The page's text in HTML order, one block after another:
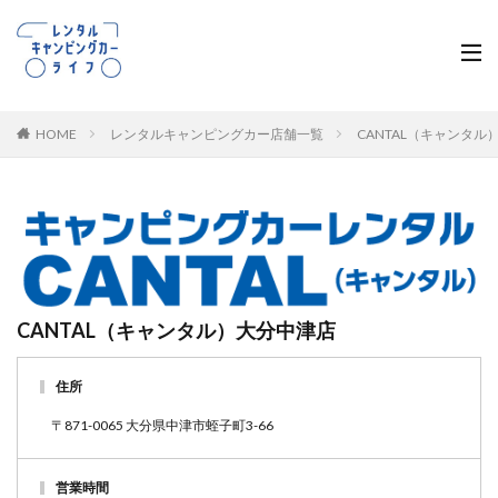
HOME レンタルキャンピングカー店舗一覧 CANTAL（キャンタル
CANTAL（キャンタル）大分中津店
住所
〒871-0065 大分県中津市蛭子町3-66
営業時間